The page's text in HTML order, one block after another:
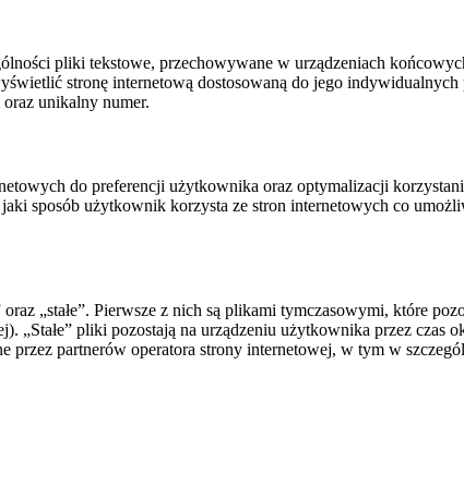
pliki tekstowe, przechowywane w urządzeniach
stronę internetową dostosowaną do jego
unikalny numer.
do preferencji użytkownika oraz optymalizacji
sposób użytkownik korzysta ze stron internetowych co
„stałe”. Pierwsze z nich są plikami tymczasowymi, które
„Stałe” pliki pozostają na urządzeniu użytkownika przez czas
partnerów operatora strony internetowej, w tym w